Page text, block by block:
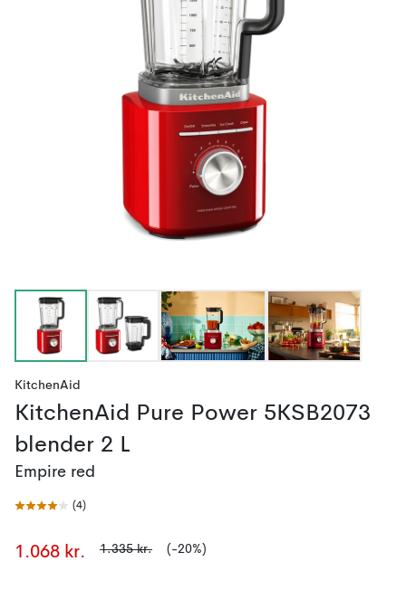
KitchenAid
KitchenAid Pure Power 5KSB2073
blender 2 L
Empire red
(4)
1.068 kr. 1.335 kr. (-20%)